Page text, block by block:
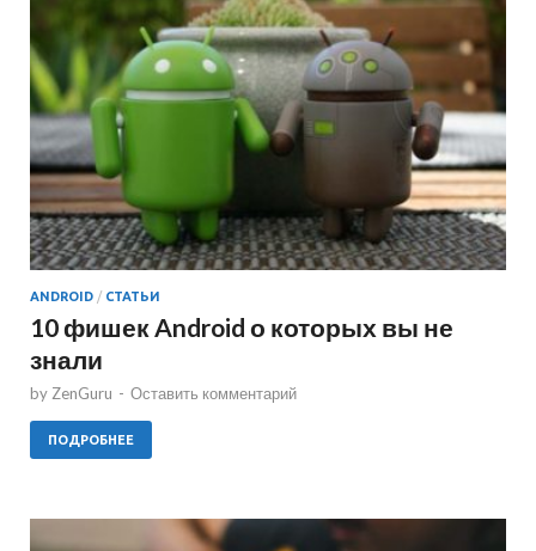
ANDROID / СТАТЬИ
10 фишек Android о которых вы не
знали
by ZenGuru - Оставить комментарий
ПОДРОБНЕЕ